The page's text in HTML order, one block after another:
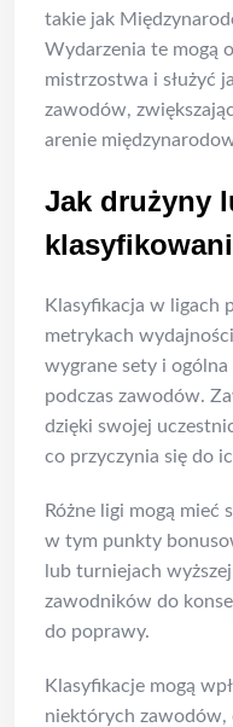
takie jak
Wydarzenia te mogą
mistrzostwa i służyć
zawodów,
arenie
Jak drużyny
Klasyfikacja w ligach
metrykach
wygrane sety i
podczas zawodów.
dzięki swojej
co przyczynia się do
Różne ligi mogą mieć
w tym punkty
lub turniejach
zawodników do
do poprawy.
Klasyfikacje mogą
niektórych zawodów,